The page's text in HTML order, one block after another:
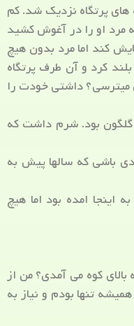
پرتگاه نزدیک شد. کم
مرد او را در آغوش کشید
کند اما مرد بدون هیچ
کرد و آن طرف پرتگاه
میترسی؟ داشتی خودت را
بود. شرم داشت که
باشی که سالها پیش به
اینجا امده بود اما هیچ
کوه می آمدی؟ من از
تنها بودم و نیاز به